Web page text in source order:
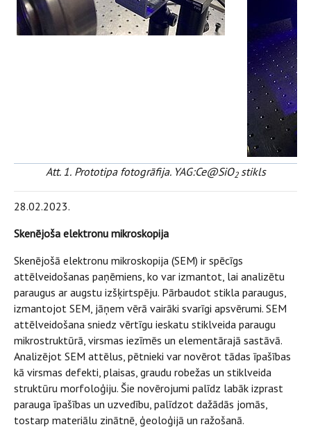
Att. 1. Prototipa fotogrāfija. YAG:Ce@SiO2 stikls
28.02.2023.
Skenējoša elektronu mikroskopija
Skenējošā elektronu mikroskopija (SEM) ir spēcīgs
attēlveidošanas paņēmiens, ko var izmantot, lai analizētu
paraugus ar augstu izšķirtspēju. Pārbaudot stikla paraugus,
izmantojot SEM, jāņem vērā vairāki svarīgi apsvērumi. SEM
attēlveidošana sniedz vērtīgu ieskatu stiklveida paraugu
mikrostruktūrā, virsmas iezīmēs un elementārajā sastāvā.
Analizējot SEM attēlus, pētnieki var novērot tādas īpašības
kā virsmas defekti, plaisas, graudu robežas un stiklveida
struktūru morfoloģiju. Šie novērojumi palīdz labāk izprast
parauga īpašības un uzvedību, palīdzot dažādās jomās,
tostarp materiālu zinātnē, ģeoloģijā un ražošanā.